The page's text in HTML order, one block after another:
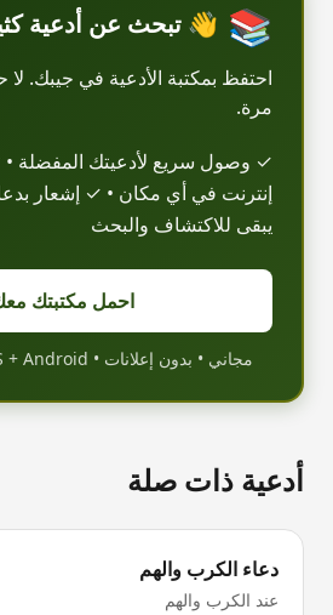
📚
👋 تبحث عن أدعية
احتفظ بمكتبة الأدعية في جيبك.
مرة.
✓ وصول سريع لأدعيتك المفضلة
إنترنت في أي مكان • ✓ إشعار
يبقى للاكتشاف والبحث
احمل مكتبتك
مجاني • بدون إعلانات • iOS + Android • تقييم 4.7 ⭐
أدعية ذات صلة
دعاء الكرب والهم
عند الكرب والهم